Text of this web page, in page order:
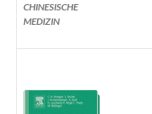
CHINESISCHE
MEDIZIN